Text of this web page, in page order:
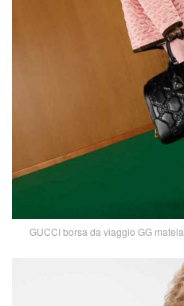
GUCCI borsa da viaggio GG